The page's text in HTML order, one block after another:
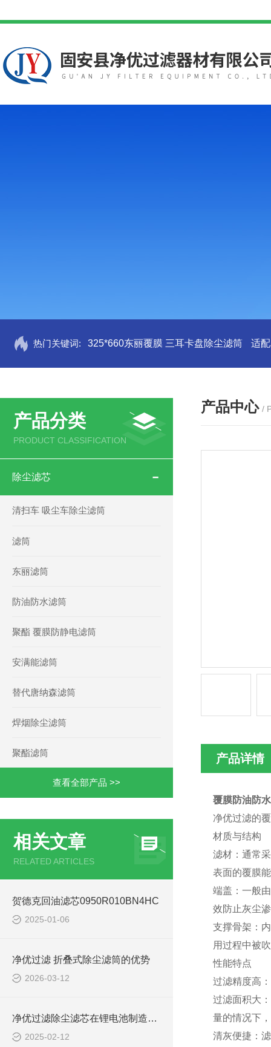
热门关键词: 325*660东丽覆膜 三耳卡盘除尘滤筒 适
产品分类
PRODUCT CLASSIFICATION
除尘滤芯
清扫车 吸尘车除尘滤筒
滤筒
东丽滤筒
防油防水滤筒
聚酯 覆膜防静电滤筒
安满能滤筒
替代唐纳森滤筒
焊烟除尘滤筒
聚酯滤筒
查看全部产品 >>
相关文章
RELATED ARTICLES
贺德克回油滤芯0950R010BN4HC
2025-01-06
净优过滤 折叠式除尘滤筒的优势
2026-03-12
净优过滤除尘滤芯在锂电池制造中的关键作用
2025-02-12
产品中心 /
产品详情
覆膜防油防
净优过滤的
材质与结构
滤材：通常
表面的覆膜
端盖：一般
效防止灰尘
支撑骨架：
用过程中被
性能特点
过滤精度高
过滤面积大
量的情况下
清灰便捷：